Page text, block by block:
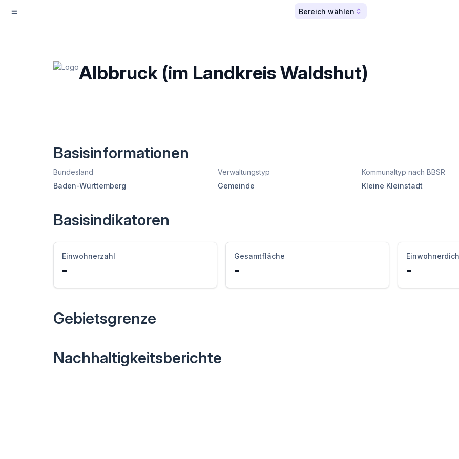
Bereich wählen
Albbruck (im Landkreis Waldshut)
Basisinformationen
Bundesland
Baden-Württemberg
Verwaltungstyp
Gemeinde
Kommunaltyp nach BBSR
Kleine Kleinstadt
Basisindikatoren
Einwohnerzahl
-
Gesamtfläche
- -
Gebietsgrenze
Nachhaltigkeitsberichte